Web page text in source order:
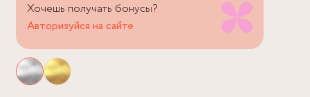
Хочешь получать бонусы?
Авторизуйся на сайте